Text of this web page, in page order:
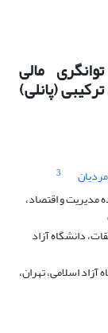
مالی
(پانلی)
3
مدیریت و اقتصاد،
دانشگاه آزاد
اسلامی، تهران،